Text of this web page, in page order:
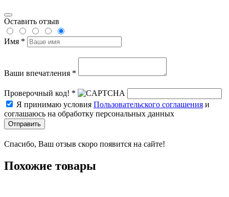
Оставить отзыв
Имя *
Ваши впечатления *
Проверочный код! *
Я принимаю условия Пользовательского соглашения и
соглашаюсь на обработку персональных данных
Отправить
Спасибо, Ваш отзыв скоро появится на сайте!
Похожие товары